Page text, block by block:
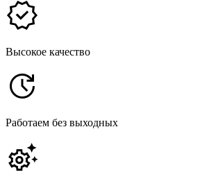
Высокое качество
Работаем без выходных